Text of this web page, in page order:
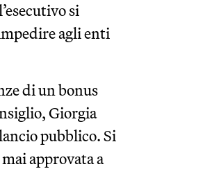
si
agli enti
di un bonus
Giorgia
pubblico. Si
approvata a